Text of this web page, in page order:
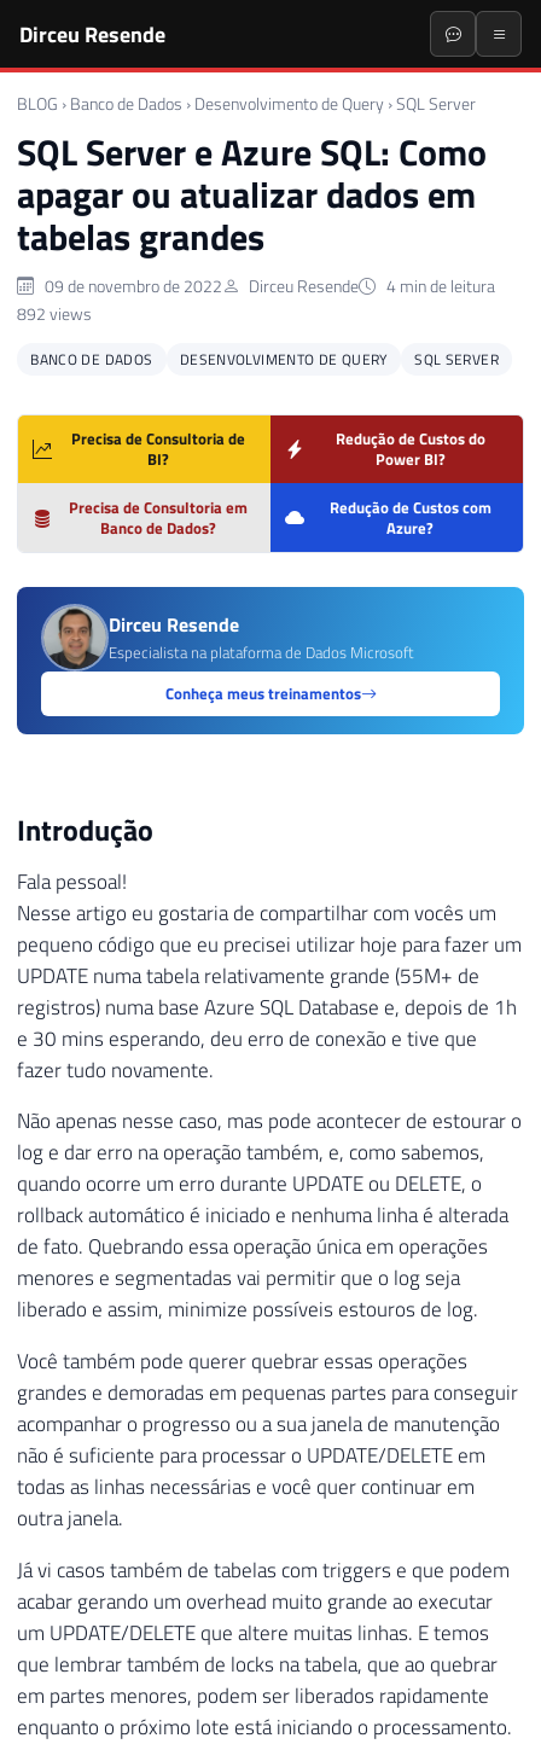
Dirceu Resende
BLOG › Banco de Dados › Desenvolvimento de Query ›SQL Server
SQL Server e Azure SQL: Como
apagar ou atualizar dados em
tabelas grandes
09 de novembro de 2022 Dirceu Resende
4 min de leitura
892 views
BANCO DE DADOS DESENVOLVIMENTO DE QUERY SQL SERVER
Precisa de Consultoria de
BI?
Redução de Custos do
Power BI?
Precisa de Consultoria em
Banco de Dados?
Redução de Custos com
Azure?
Dirceu Resende
Especialista na plataforma de Dados Microsoft
Conheça meus treinamentos
Introdução
Fala pessoal!
Nesse artigo eu gostaria de compartilhar com vocês um
pequeno código que eu precisei utilizar hoje para fazer um
UPDATE numa tabela relativamente grande (55M+ de
registros) numa base Azure SQL Database e, depois de 1h
e 30 mins esperando, deu erro de conexão e tive que
fazer tudo novamente.
Não apenas nesse caso, mas pode acontecer de estourar o
log e dar erro na operação também, e, como sabemos,
quando ocorre um erro durante UPDATE ou DELETE, o
rollback automático é iniciado e nenhuma linha é alterada
de fato. Quebrando essa operação única em operações
menores e segmentadas vai permitir que o log seja
liberado e assim, minimize possíveis estouros de log.
Você também pode querer quebrar essas operações
grandes e demoradas em pequenas partes para conseguir
acompanhar o progresso ou a sua janela de manutenção
não é suficiente para processar o UPDATE/DELETE em
todas as linhas necessárias e você quer continuar em
outra janela.
Já vi casos também de tabelas com triggers e que podem
acabar gerando um overhead muito grande ao executar
um UPDATE/DELETE que altere muitas linhas. E temos
que lembrar também de locks na tabela, que ao quebrar
em partes menores, podem ser liberados rapidamente
enquanto o próximo lote está iniciando o processamento.